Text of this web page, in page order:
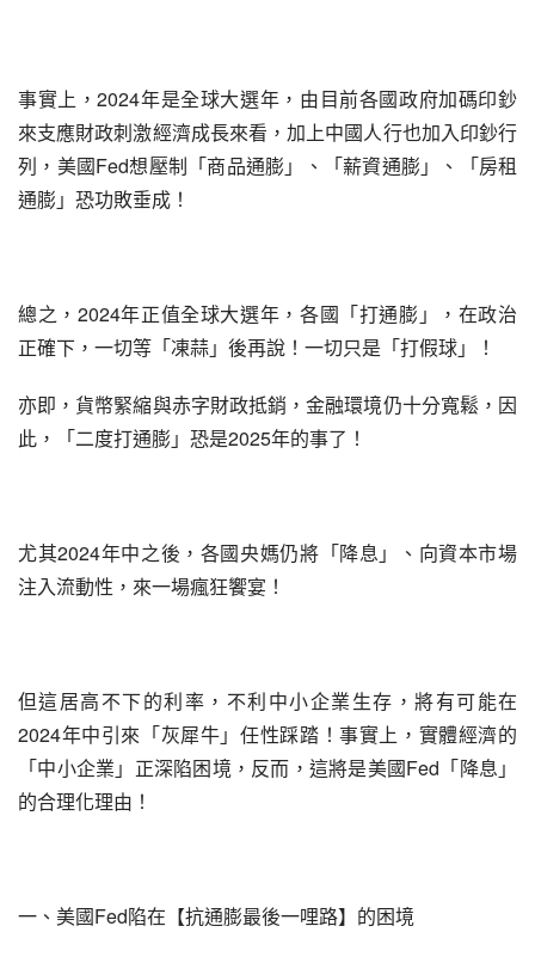
事實上，2024年是全球大選年，由目前各國政府加碼印鈔
來支應財政刺激經濟成長來看，加上中國人行也加入印鈔行
列，美國Fed想壓制「商品通膨」、「薪資通膨」、「房租
通膨」恐功敗垂成！
總之，2024年正值全球大選年，各國「打通膨」，在政治
正確下，一切等「凍蒜」後再說！一切只是「打假球」！
亦即，貨幣緊縮與赤字財政抵銷，金融環境仍十分寬鬆，因
此，「二度打通膨」恐是2025年的事了！
尤其2024年中之後，各國央媽仍將「降息」、向資本市場
注入流動性，來一場瘋狂饗宴！
但這居高不下的利率，不利中小企業生存，將有可能在
2024年中引來「灰犀牛」任性踩踏！事實上，實體經濟的
「中小企業」正深陷困境，反而，這將是美國Fed「降息」
的合理化理由！
一、美國Fed陷在【抗通膨最後一哩路】的困境